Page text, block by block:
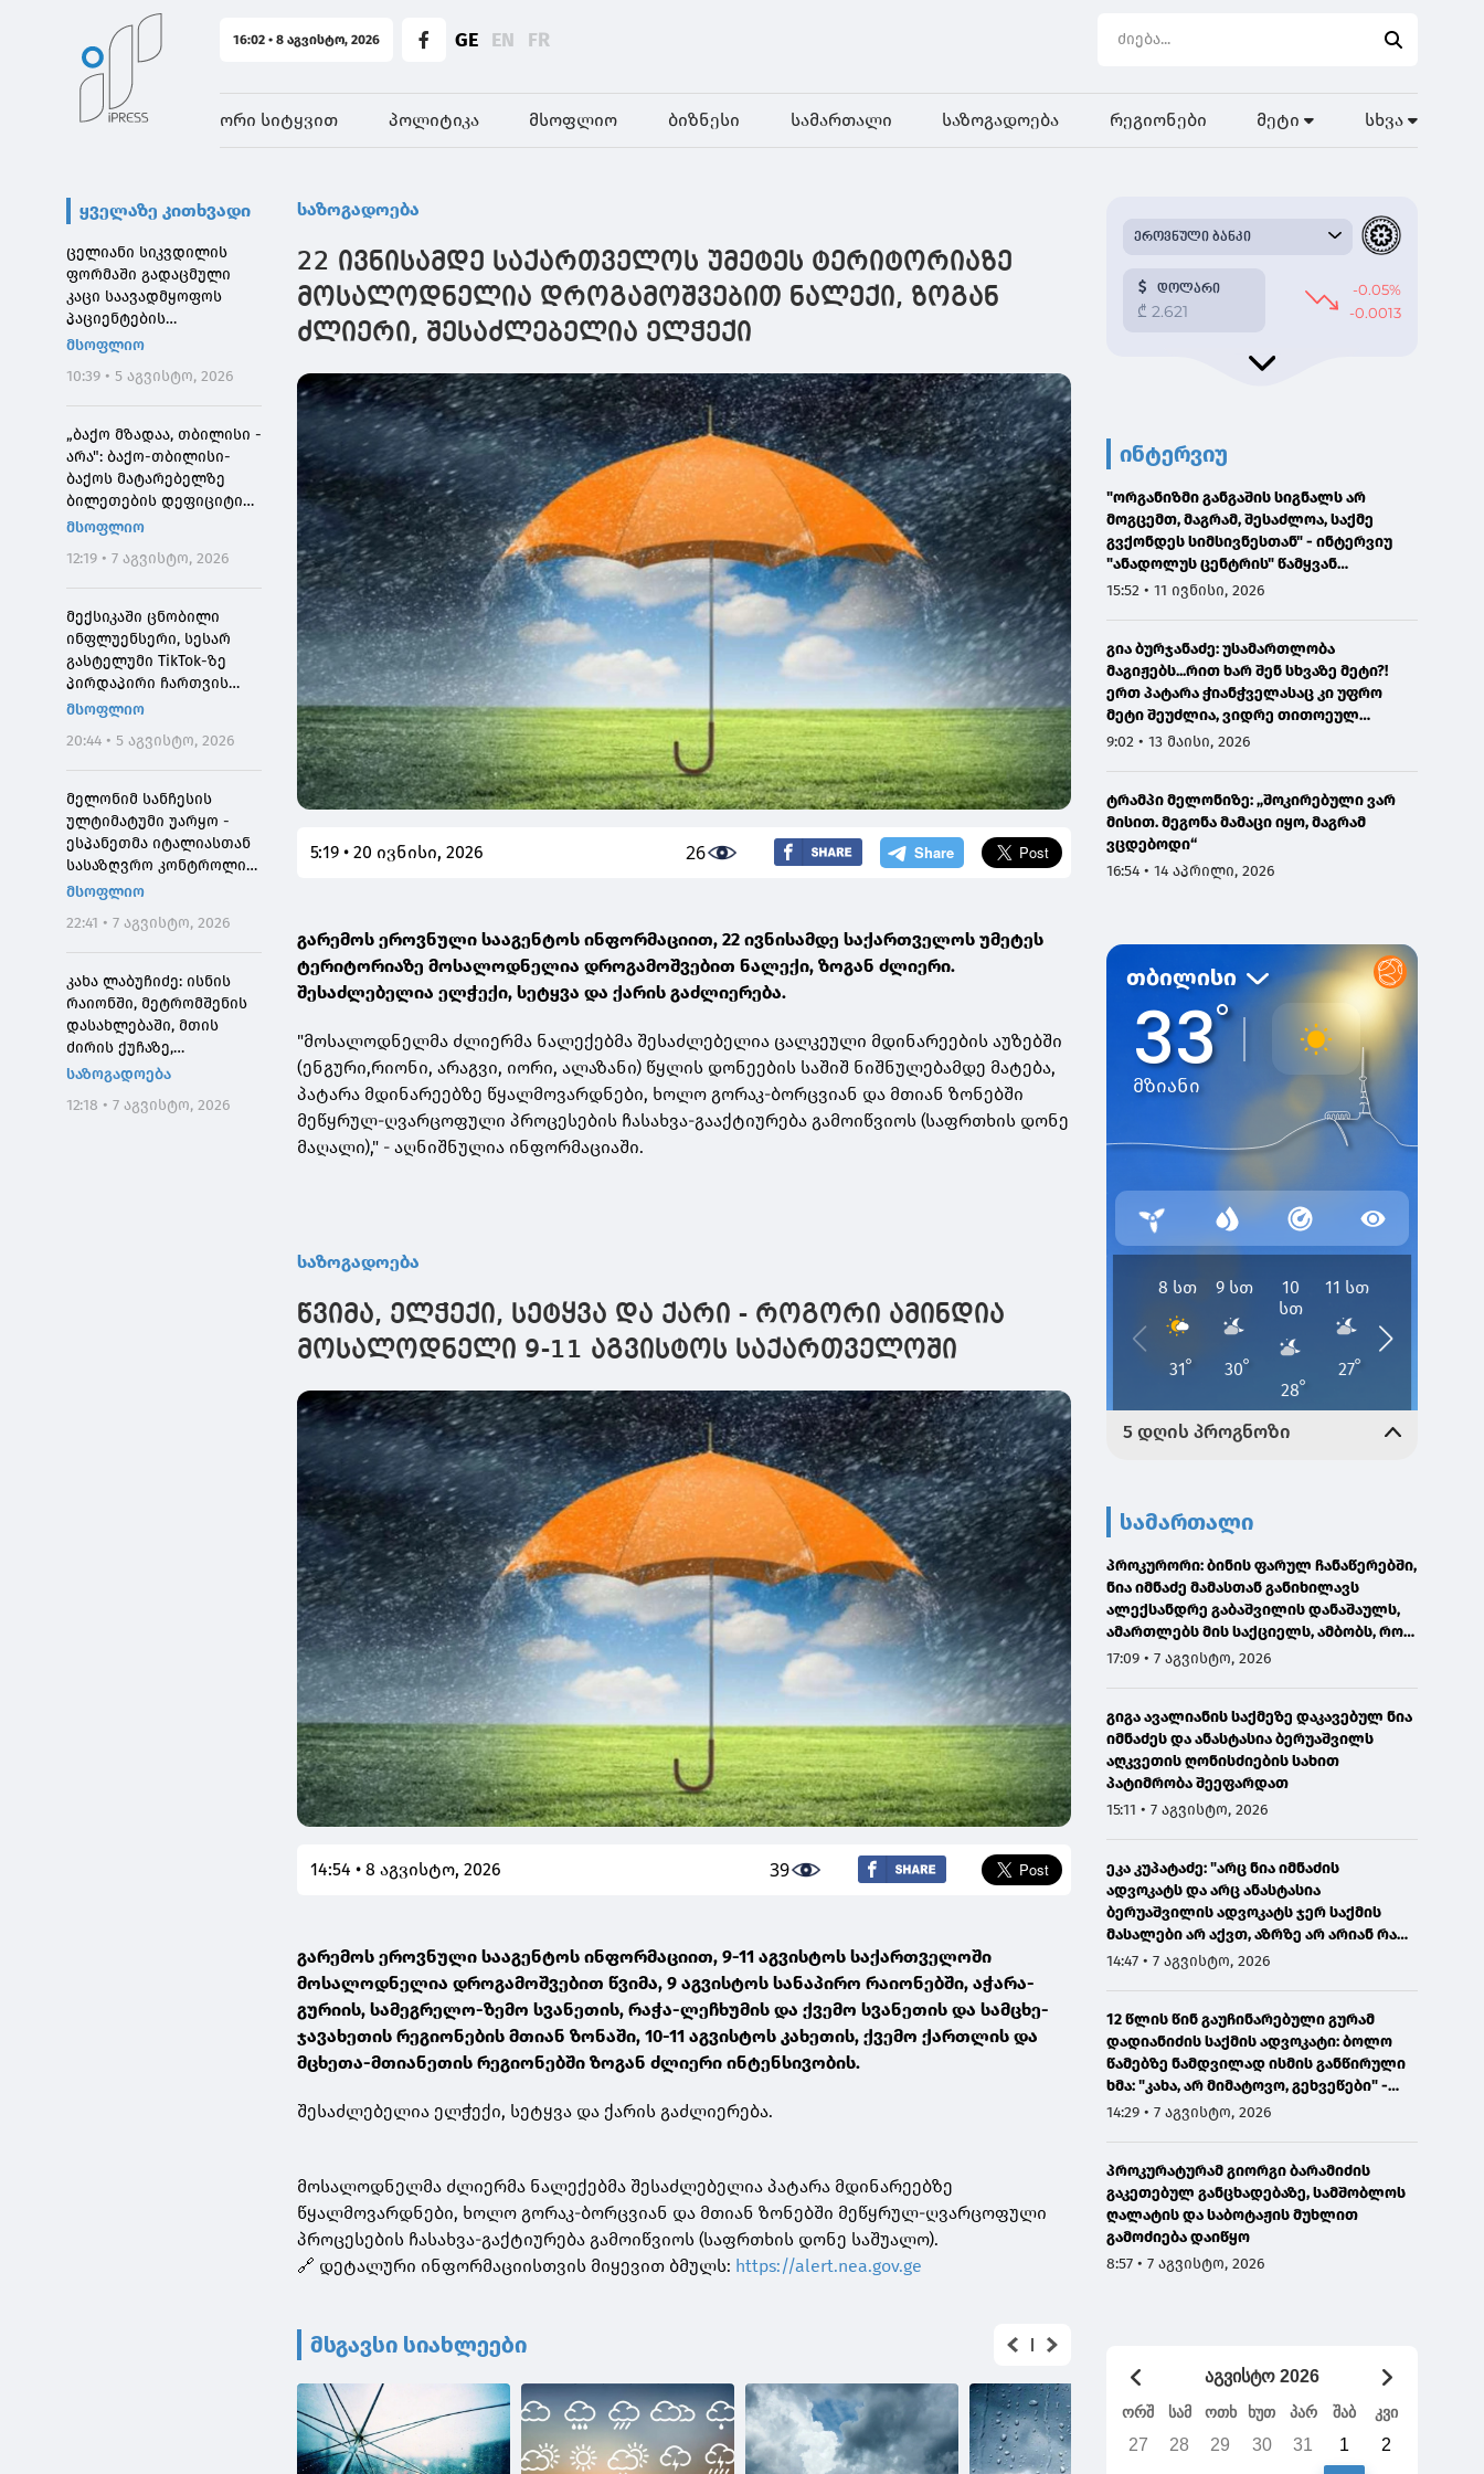
16:02 • 8 აგვისტო, 2026 GE EN FR
ორი სიტყვით პოლიტიკა მსოფლიო ბიზნესი სამართალი საზოგადოება რეგიონები მეტი სხვა
ყველაზე კითხვადი
ცელიანი სიკვდილის
ფორმაში გადაცმული
კაცი საავადმყოფოს
პაციენტების
შეშინებისთვის
მსოფლიო
10:39 • 5 აგვისტო, 2026
„ბაქო მზადაა, თბილისი -
არა": ბაქო-თბილისი-
ბაქოს მატარებელზე
ბილეთების დეფიციტის
მიზეზი
მსოფლიო
12:19 • 7 აგვისტო, 2026
მექსიკაში ცნობილი
ინფლუენსერი, სესარ
გასტელუმი TikTok-ზე
პირდაპირი ჩართვის
დროს მოკლეს
მსოფლიო
20:44 • 5 აგვისტო, 2026
მელონიმ სანჩესის
ულტიმატუმი უარყო -
ესპანეთმა იტალიასთან
სასაზღვრო კონტროლი
დააწესა
მსოფლიო
22:41 • 7 აგვისტო, 2026
კახა ლაბუჩიძე: ისნის
რაიონში, მეტრომშენის
დასახლებაში, მთის
ძირის ქუჩაზე,
მასშტაბური
სამუშაოები ჩატარდება
საზოგადოება
12:18 • 7 აგვისტო, 2026
საზოგადოება
22 ივნისამდე საქართველოს უმეტეს ტერიტორიაზე
მოსალოდნელია დროგამოშვებით ნალექი, ზოგან
ძლიერი, შესაძლებელია ელჭექი
5:19 • 20 ივნისი, 2026 26
გარემოს ეროვნული სააგენტოს ინფორმაციით, 22 ივნისამდე საქართველოს უმეტეს
ტერიტორიაზე მოსალოდნელია დროგამოშვებით ნალექი, ზოგან ძლიერი.
შესაძლებელია ელჭექი, სეტყვა და ქარის გაძლიერება.
"მოსალოდნელმა ძლიერმა ნალექებმა შესაძლებელია ცალკეული მდინარეების აუზებში
(ენგური,რიონი, არაგვი, იორი, ალაზანი) წყლის დონეების საშიშ ნიშნულებამდე მატება,
პატარა მდინარეებზე წყალმოვარდნები, ხოლო გორაკ-ბორცვიან და მთიან ზონებში
მეწყრულ-ღვარცოფული პროცესების ჩასახვა-გააქტიურება გამოიწვიოს (საფრთხის დონე
მაღალი)," - აღნიშნულია ინფორმაციაში.
საზოგადოება
წვიმა, ელჭექი, სეტყვა და ქარი - როგორი ამინდია
მოსალოდნელი 9-11 აგვისტოს საქართველოში
14:54 • 8 აგვისტო, 2026 39
გარემოს ეროვნული სააგენტოს ინფორმაციით, 9-11 აგვისტოს საქართველოში
მოსალოდნელია დროგამოშვებით წვიმა, 9 აგვისტოს სანაპირო რაიონებში, აჭარა-
გურიის, სამეგრელო-ზემო სვანეთის, რაჭა-ლეჩხუმის და ქვემო სვანეთის და სამცხე-
ჯავახეთის რეგიონების მთიან ზონაში, 10-11 აგვისტოს კახეთის, ქვემო ქართლის და
მცხეთა-მთიანეთის რეგიონებში ზოგან ძლიერი ინტენსივობის.
შესაძლებელია ელჭექი, სეტყვა და ქარის გაძლიერება.
მოსალოდნელმა ძლიერმა ნალექებმა შესაძლებელია პატარა მდინარეებზე
წყალმოვარდნები, ხოლო გორაკ-ბორცვიან და მთიან ზონებში მეწყრულ-ღვარცოფული
პროცესების ჩასახვა-გაქტიურება გამოიწვიოს (საფრთხის დონე საშუალო).
🔗 დეტალური ინფორმაციისთვის მიყევით ბმულს: https://alert.nea.gov.ge
მსგავსი სიახლეები
ინტერვიუ
"ორგანიზმი განგაშის სიგნალს არ
მოგცემთ, მაგრამ, შესაძლოა, საქმე
გვქონდეს სიმსივნესთან" - ინტერვიუ
"ანადოლუს ცენტრის" წამყვან
ონკოლოგთან
15:52 • 11 ივნისი, 2026
გია ბურჯანაძე: უსამართლობა
მაგიჟებს...რით ხარ შენ სხვაზე მეტი?!
ერთ პატარა ჭიანჭველასაც კი უფრო
მეტი შეუძლია, ვიდრე თითოეულ
ჩვენგანს...
9:02 • 13 მაისი, 2026
ტრამპი მელონიზე: „შოკირებული ვარ
მისით. მეგონა მამაცი იყო, მაგრამ
ვცდებოდი“
16:54 • 14 აპრილი, 2026
სამართალი
პროკურორი: ბინის ფარულ ჩანაწერებში,
ნია იმნაძე მამასთან განიხილავს
ალექსანდრე გაბაშვილის დანაშაულს,
ამართლებს მის საქციელს, ამბობს, რომ
სხვანაირად ვერ მოიქცეოდა
17:09 • 7 აგვისტო, 2026
გიგა ავალიანის საქმეზე დაკავებულ ნია
იმნაძეს და ანასტასია ბერუაშვილს
აღკვეთის ღონისძიების სახით
პატიმრობა შეეფარდათ
15:11 • 7 აგვისტო, 2026
ეკა კუპატაძე: "არც ნია იმნაძის
ადვოკატს და არც ანასტასია
ბერუაშვილის ადვოკატს ჯერ საქმის
მასალები არ აქვთ, აზრზე არ არიან რა
წერია მასალებში"
14:47 • 7 აგვისტო, 2026
12 წლის წინ გაუჩინარებული გურამ
დადიანიძის საქმის ადვოკატი: ბოლო
წამებზე ნამდვილად ისმის განწირული
ხმა: "კახა, არ მიმატოვო, გეხვეწები" -
ვიდეოს დადებას ვაპირებდით
14:29 • 7 აგვისტო, 2026
პროკურატურამ გიორგი ბარამიძის
გაკეთებულ განცხადებაზე, სამშობლოს
ღალატის და საბოტაჟის მუხლით
გამოძიება დაიწყო
8:57 • 7 აგვისტო, 2026
აგვისტო 2026
ორშ სამ ოთხ ხუთ პარ შაბ კვი
27 28 29 30 31 1 2